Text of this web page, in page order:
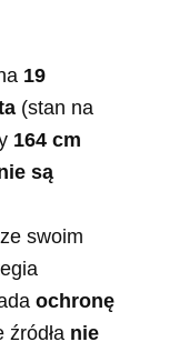
19
(stan na
164 cm
są
ze swoim
ochronę
źródła nie